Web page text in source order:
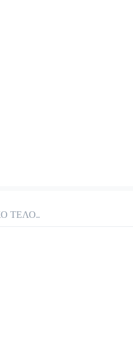
ΠΕΡΙΒΑΛΛΟΝΤΙΚΟ ΤΕΛΟΣ ΠΛΑΣΤΙΚΟΥ 0.10€